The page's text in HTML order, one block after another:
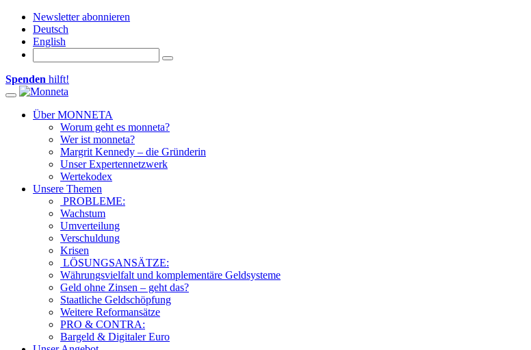
Newsletter abonnieren
Deutsch
English
Spenden hilft!
Toggle navigation
Über MONNETA
Worum geht es monneta?
Wer ist monneta?
Margrit Kennedy – die Gründerin
Unser Expertennetzwerk
Wertekodex
Unsere Themen
PROBLEME:
Wachstum
Umverteilung
Verschuldung
Krisen
LÖSUNGSANSÄTZE:
Währungsvielfalt und komplementäre Geldsysteme
Geld ohne Zinsen – geht das?
Staatliche Geldschöpfung
Weitere Reformansätze
PRO & CONTRA:
Bargeld & Digitaler Euro